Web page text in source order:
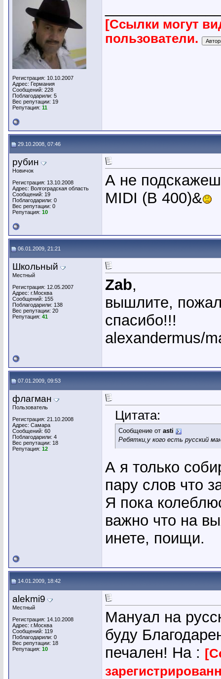
Регистрация: 10.10.2007
Адрес: Германия
Сообщений: 228
Поблагодарили: 5
Вес репутации: 19
Репутация: 11
[Ссылки могут
пользователи.
29.10.2008, 07:46
рубин
Новичок
Регистрация: 13.10.2008
Адрес: Волгоградская область
Сообщений: 19
Поблагодарили: 0
Вес репутации: 0
Репутация: 10
А не
MIDI (B 400)&
06.01.2009, 21:21
Школьный
Местный
Регистрация: 12.05.2007
Адрес: г.Москва
Сообщений: 155
Поблагодарили: 138
Вес репутации: 20
Репутация: 41
Zab,
вышлите,
спасибо!!!
alexandermus/
07.01.2009, 09:53
флагман
Пользователь
Регистрация: 21.10.2008
Адрес: Самара
Сообщений: 60
Поблагодарили: 4
Вес репутации: 18
Репутация: 12
Цитата:
Сообщение от asti
Ребятки,у кого есть русский
А я только
пару слов что
Я пока
важно что на
инете, поищи.
14.01.2009, 18:42
alekmi9
Местный
Регистрация: 14.10.2008
Адрес: г.Москва
Сообщений: 119
Поблагодарили: 0
Вес репутации: 18
Репутация: 10
Мануал на
буду
печален! На :